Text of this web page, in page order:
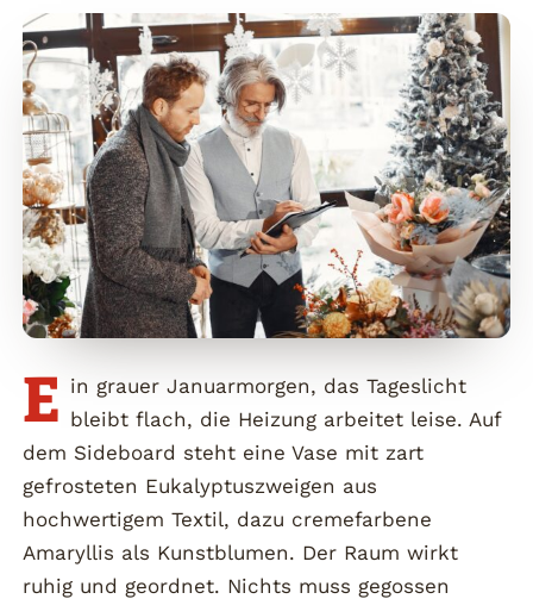
E in grauer Januarmorgen, das Tageslicht
bleibt flach, die Heizung arbeitet leise. Auf
dem Sideboard steht eine Vase mit zart
gefrosteten Eukalyptuszweigen aus
hochwertigem Textil, dazu cremefarbene
Amaryllis als Kunstblumen. Der Raum wirkt
ruhig und geordnet. Nichts muss gegossen